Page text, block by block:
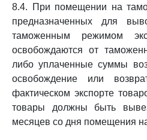
8.4. При помещении на
предназначенных для
таможенным режимом
освобождаются от
либо уплаченные суммы
освобождение или
фактическом экспорте
товары должны быть
месяцев со дня помещения